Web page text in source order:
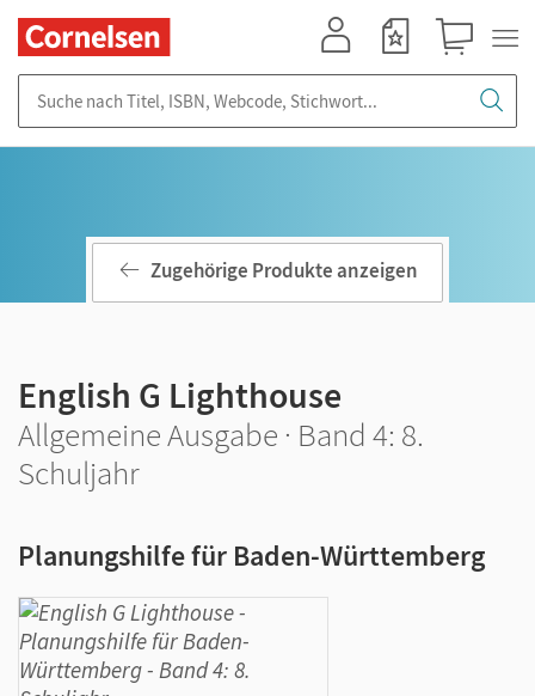
Zugehörige Produkte anzeigen
English G Lighthouse
Allgemeine Ausgabe · Band 4: 8.
Schuljahr
Planungshilfe für Baden-Württemberg